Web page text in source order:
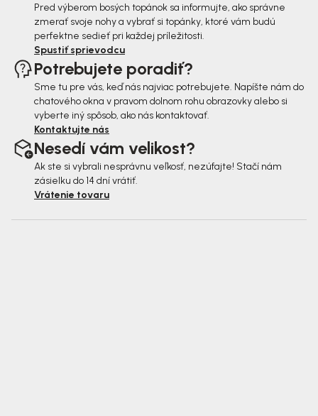
Pred výberom bosých topánok sa informujte, ako správne
zmerať svoje nohy a vybrať si topánky, ktoré vám budú
perfektne sedieť pri každej príležitosti.
Spustiť sprievodcu
Potrebujete poradiť?
Sme tu pre vás, keď nás najviac potrebujete. Napíšte nám do
chatového okna v pravom dolnom rohu obrazovky alebo si
vyberte iný spôsob, ako nás kontaktovať.
Kontaktujte nás
Nesedí vám velikost?
Ak ste si vybrali nesprávnu veľkosť, nezúfajte! Stačí nám
zásielku do 14 dní vrátiť.
Vrátenie tovaru